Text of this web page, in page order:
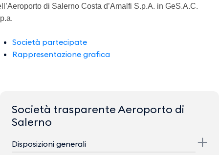
di Salerno Costa d’Amalfi S.p.A. in GeS.A.C.
Società partecipate
Rappresentazione grafica
Società trasparente Aeroporto di
Salerno
Disposizioni generali